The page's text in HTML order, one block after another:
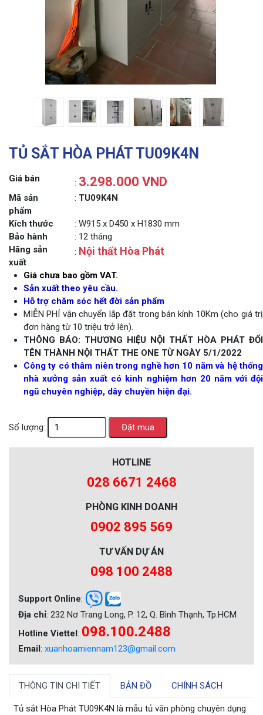
TỦ SẮT HÒA PHÁT TU09K4N
Giá bán : 3.298.000 VND
Mã sản
phẩm
: TU09K4N
Kích thước
: W915 x D450 x H1830 mm
Bảo hành
: 12 tháng
Hãng sản
xuất
: Nội thất Hòa Phát
Giá chưa bao gồm VAT.
Sản xuất theo yêu cầu.
Hỗ trợ chăm sóc hết đời sản phẩm
MIỄN PHÍ vận chuyển lắp đặt trong bán kính 10Km (cho giá trị
đơn hàng từ 10 triệu trở lên).
THÔNG BÁO: THƯƠNG HIỆU NỘI THẤT HÒA PHÁT ĐỔI
TÊN THÀNH NỘI THẤT THE ONE TỪ NGÀY 5/1/2022
Công ty có thâm niên trong nghề hơn 10 năm và hệ thống
nhà xưởng sản xuất có kinh nghiệm hơn 20 năm với đội
ngũ chuyên nghiệp, dây chuyền hiện đại.
Số lượng:
HOTLINE
028 6671 2468
PHÒNG KINH DOANH
0902 895 569
TƯ VẤN DỰ ÁN
098 100 2488
Support Online:
Địa chỉ: 232 Nơ Trang Long, P. 12, Q. Bình Thạnh, Tp.HCM
Hotline Viettel: 098.100.2488
Email: xuanhoamiennam123@gmail.com
THÔNG TIN CHI TIẾT BẢN ĐỒ CHÍNH SÁCH
Tủ sắt Hòa Phát TU09K4N là mẫu tủ văn phòng chuyên dụng